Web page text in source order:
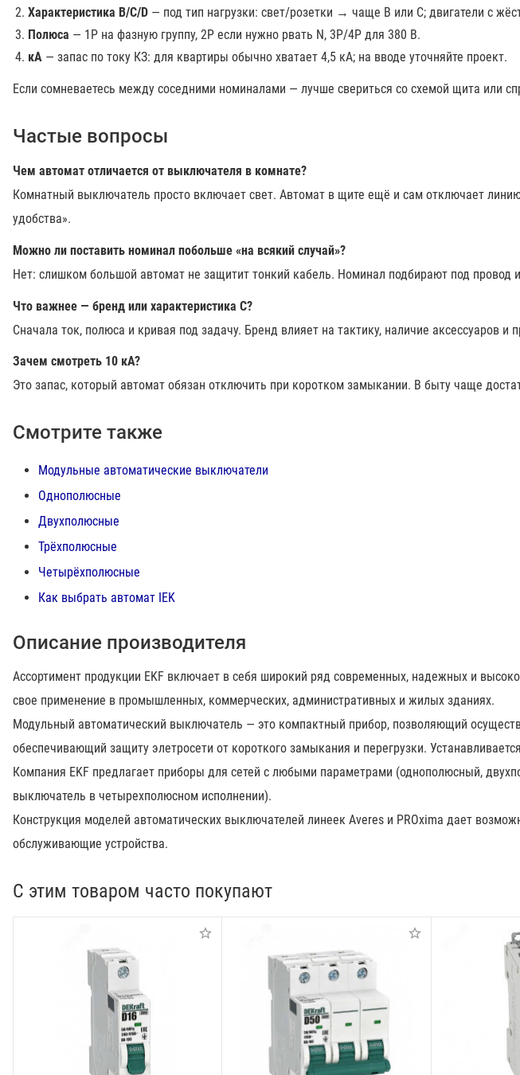
Характеристика B/C/D — под тип нагрузки: свет/розетки → чаще B или C; двигатели с
Полюса — 1P на фазную группу, 2P если нужно рвать N, 3P/4P для 380 В.
кА — запас по току КЗ: для квартиры обычно хватает 4,5 кА; на вводе уточняйте проект.
Если сомневаетесь между соседними номиналами — лучше свериться со схемой щита или
Частые вопросы
Чем автомат отличается от выключателя в комнате?
Комнатный выключатель просто включает свет. Автомат в щите ещё и сам отключает
удобства».
Можно ли поставить номинал побольше «на всякий случай»?
Нет: слишком большой автомат не защитит тонкий кабель. Номинал подбирают под провод
Что важнее — бренд или характеристика C?
Сначала ток, полюса и кривая под задачу. Бренд влияет на тактику, наличие аксессуаров
Зачем смотреть 10 кА?
Это запас, который автомат обязан отключить при коротком замыкании. В быту чаще
Смотрите также
Модульные автоматические выключатели
Однополюсные
Двухполюсные
Трёхполюсные
Четырёхполюсные
Как выбрать автомат IEK
Описание производителя
Ассортимент продукции EKF включает в себя широкий ряд современных, надежных и
свое применение в промышленных, коммерческих, административных и жилых зданиях.
Модульный автоматический выключатель — это компактный прибор, позволяющий
обеспечивающий защиту элетросети от короткого замыкания и перегрузки.
Компания EKF предлагает приборы для сетей с любыми параметрами (однополюсный,
выключатель в четырехполюсном исполнении).
Конструкция моделей автоматических выключателей линеек Averes и PROxima дает
обслуживающие устройства.
С этим товаром часто покупают